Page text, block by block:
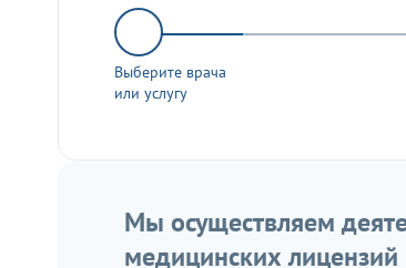
Выберите врача
или услугу
Мы осуществляем
медицинских лицензий